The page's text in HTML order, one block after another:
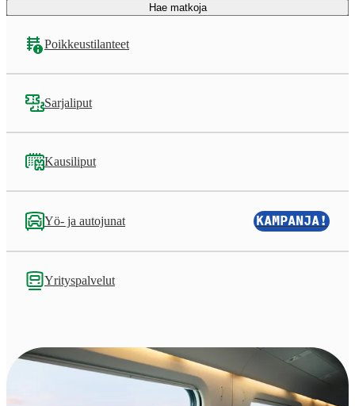
Hae matkoja
Poikkeustilanteet
Sarjaliput
Kausiliput
Yö- ja autojunat ,KAMPANJA!
Yrityspalvelut